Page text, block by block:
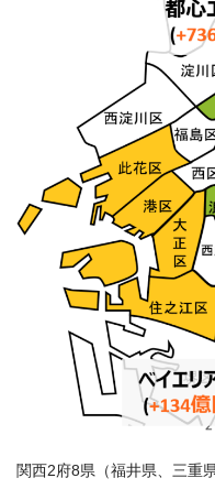
関西2府8県（福井県、三重